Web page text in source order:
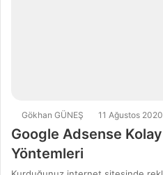
Gökhan GÜNEŞ 11 Ağustos 2020
Google Adsense
Yöntemleri